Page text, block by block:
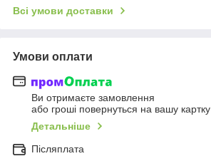
Всі умови доставки
Умови оплати
Ви отримаєте замовлення
або гроші повернуться на вашу картку
Детальніше
Післяплата